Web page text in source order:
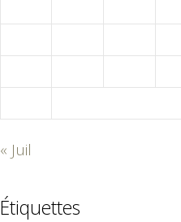
« Juil
Étiquettes